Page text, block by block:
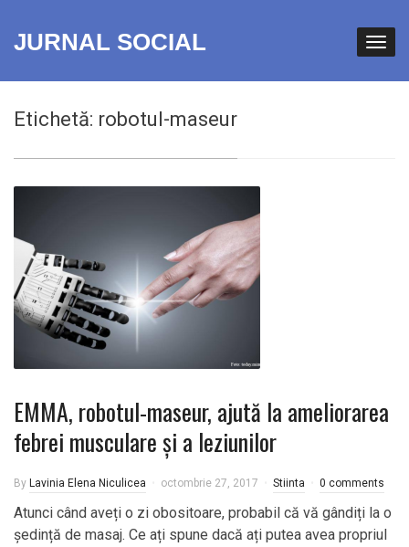
JURNAL SOCIAL
Etichetă: robotul-maseur
EMMA, robotul-maseur, ajută la ameliorarea
febrei musculare și a leziunilor
By Lavinia Elena Niculicea octombrie 27, 2017 Stiinta 0 comments
Atunci când aveți o zi obositoare, probabil că vă gândiți la o
ședință de masaj. Ce ați spune dacă ați putea avea propriul